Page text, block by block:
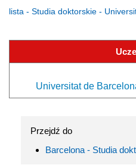
lista - Studia doktorskie -
Universitat de
Przejdź do
Barcelona - Studia